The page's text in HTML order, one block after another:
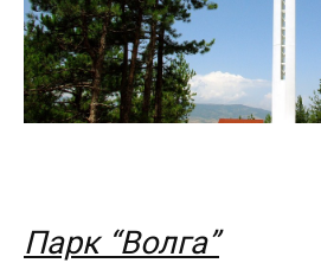
Парк “Волга”